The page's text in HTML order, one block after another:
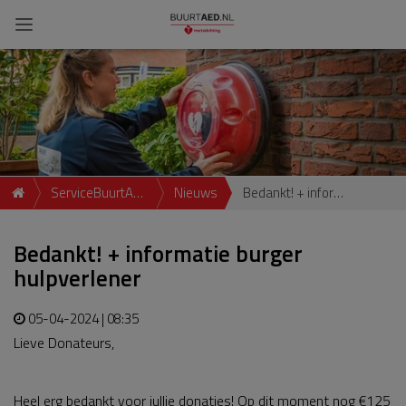
ServiceBuurtAED
Zuidbroek
Nieuws Bedankt! + informatie burger hulpverlener
Bedankt! + informatie burger
hulpverlener
05-04-2024 | 08:35
Lieve Donateurs,
Heel erg bedankt voor jullie donaties! Op dit moment nog €125